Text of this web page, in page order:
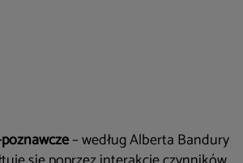
– według Alberta Bandury